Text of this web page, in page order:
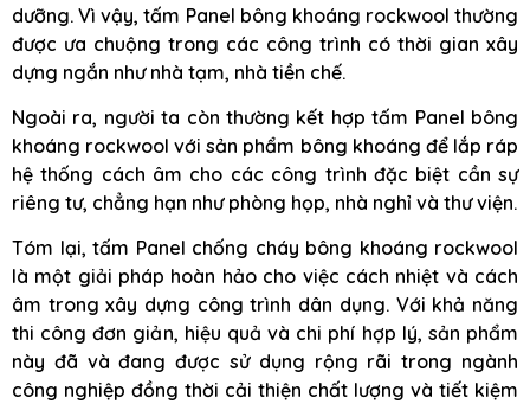
dưỡng. Vì vậy, tấm Panel bông khoáng rockwool thường
được ưa chuộng trong các công trình có thời gian xây
dựng ngắn như nhà tạm, nhà tiền chế.
Ngoài ra, người ta còn thường kết hợp tấm Panel bông
khoáng rockwool với sản phẩm bông khoáng để lắp ráp
hệ thống cách âm cho các công trình đặc biệt cần sự
riêng tư, chẳng hạn như phòng họp, nhà nghỉ và thư viện.
Tóm lại, tấm Panel chống cháy bông khoáng rockwool
là một giải pháp hoàn hảo cho việc cách nhiệt và cách
âm trong xây dựng công trình dân dụng. Với khả năng
thi công đơn giản, hiệu quả và chi phí hợp lý, sản phẩm
này đã và đang được sử dụng rộng rãi trong ngành
công nghiệp đồng thời cải thiện chất lượng và tiết kiệm